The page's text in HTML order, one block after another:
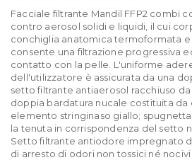
Facciale filtrante Mandil FFP2 combi
contro aerosol solidi e liquidi, il cui
conchiglia anatomica termoformata e
consente una filtrazione progressiva
contatto con la pelle. L'uniforme
dell'utilizzatore è assicurata da una
setto filtrante antiaerosol racchiuso
doppia bardatura nucale costituita da
elemento stringinaso giallo;
la tenuta in corrispondenza del setto
Setto filtrante antiodore impregnato
di arresto di odori non tossici né nocivi